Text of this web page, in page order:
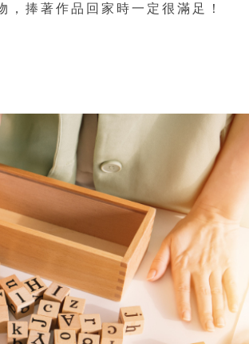
捧著作品回家時一定很滿足！